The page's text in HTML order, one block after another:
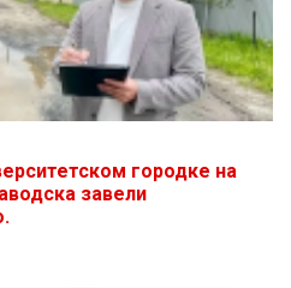
городке на
завели